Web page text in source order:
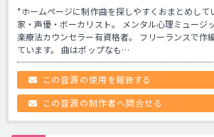
*ホームページに制作曲を探しやすくおまとめし
家・声優・ボーカリスト。 メンタル心理ミュージ
楽療法カウンセラー有資格者。 フリーランスで作
ています。 曲はポップなも…
この音源の使用を報告する
この音源の制作者へ問合せる